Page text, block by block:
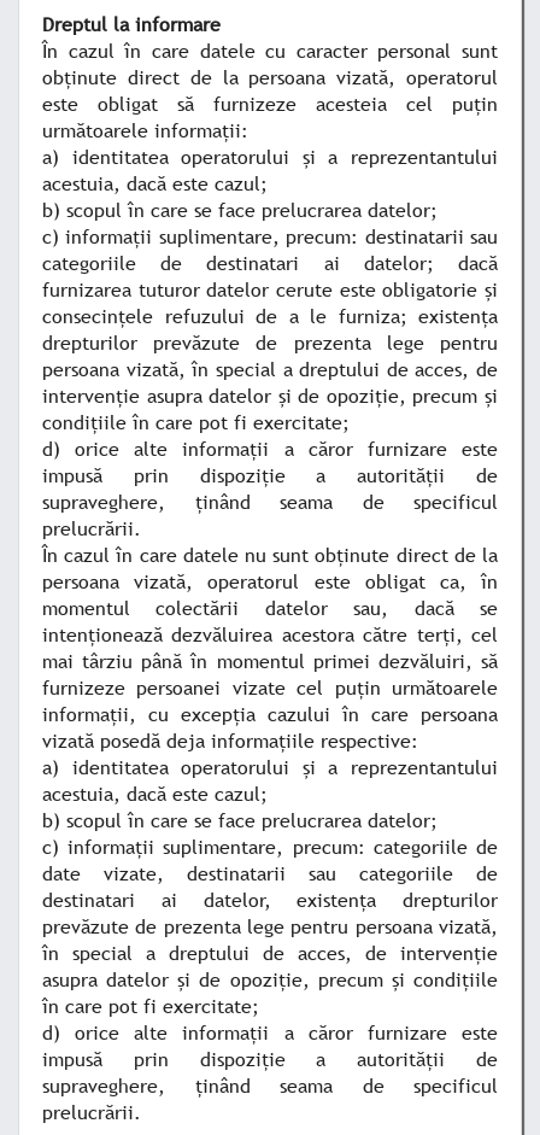
Dreptul la informare
În cazul în care datele cu caracter personal sunt
obţinute direct de la persoana vizată, operatorul
este obligat să furnizeze acesteia cel puţin
următoarele informaţii:
a) identitatea operatorului şi a reprezentantului
acestuia, dacă este cazul;
b) scopul în care se face prelucrarea datelor;
c) informaţii suplimentare, precum: destinatarii sau
categoriile de destinatari ai datelor; dacă
furnizarea tuturor datelor cerute este obligatorie şi
consecinţele refuzului de a le furniza; existenţa
drepturilor prevăzute de prezenta lege pentru
persoana vizată, în special a dreptului de acces, de
intervenţie asupra datelor şi de opoziţie, precum şi
condiţiile în care pot fi exercitate;
d) orice alte informaţii a căror furnizare este
impusă prin dispoziţie a autorităţii de
supraveghere, ţinând seama de specificul
prelucrării.
În cazul în care datele nu sunt obţinute direct de la
persoana vizată, operatorul este obligat ca, în
momentul colectării datelor sau, dacă se
intenţionează dezvăluirea acestora către terţi, cel
mai târziu până în momentul primei dezvăluiri, să
furnizeze persoanei vizate cel puţin următoarele
informaţii, cu excepţia cazului în care persoana
vizată posedă deja informaţiile respective:
a) identitatea operatorului şi a reprezentantului
acestuia, dacă este cazul;
b) scopul în care se face prelucrarea datelor;
c) informaţii suplimentare, precum: categoriile de
date vizate, destinatarii sau categoriile de
destinatari ai datelor, existenţa drepturilor
prevăzute de prezenta lege pentru persoana vizată,
în special a dreptului de acces, de intervenţie
asupra datelor şi de opoziţie, precum şi condiţiile
în care pot fi exercitate;
d) orice alte informaţii a căror furnizare este
impusă prin dispoziţie a autorităţii de
supraveghere, ţinând seama de specificul
prelucrării.